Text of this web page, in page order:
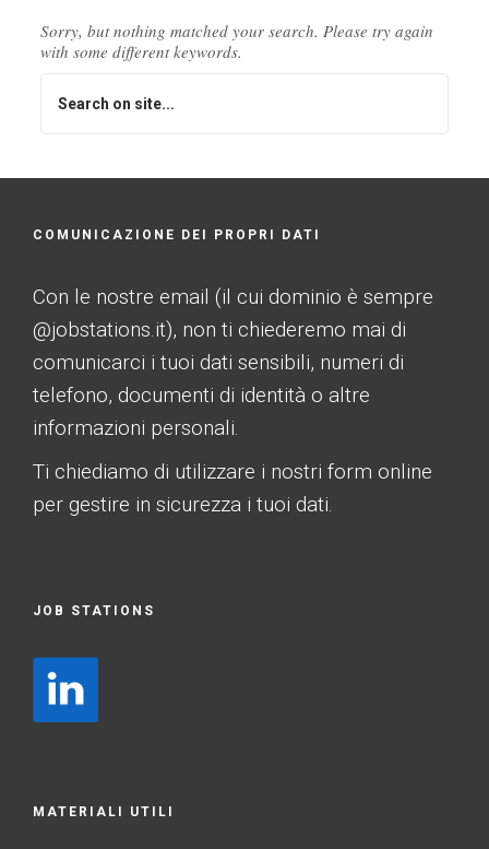
Sorry, but nothing matched your search. Please try again
with some different keywords.
COMUNICAZIONE DEI PROPRI DATI
Con le nostre email (il cui dominio è sempre
@jobstations.it), non ti chiederemo mai di
comunicarci i tuoi dati sensibili, numeri di
telefono, documenti di identità o altre
informazioni personali.
Ti chiediamo di utilizzare i nostri form online
per gestire in sicurezza i tuoi dati.
JOB STATIONS
MATERIALI UTILI